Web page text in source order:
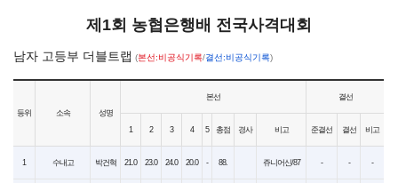
제1회 농협은행배 전국사격대회
남자 고등부 더블트랩(본선:비공식기록/결선:비공식기록)
등위 소속 성명
본선 결선
1 2 3 4 5 총점 경사 비고 준결선 결선 비고
1 수내고 박건혁 21.0 23.0 24.0 20.0 - 88. 쥬니어신/87 - - -